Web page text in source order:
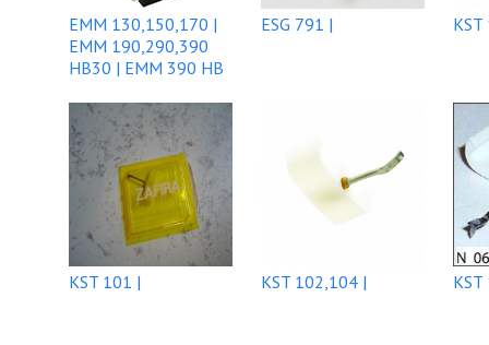
EMM 130,150,170 |
EMM 190,290,390
HB30 | EMM 390 HB
ESG 791 |
KST 101 | KST 102,104 |